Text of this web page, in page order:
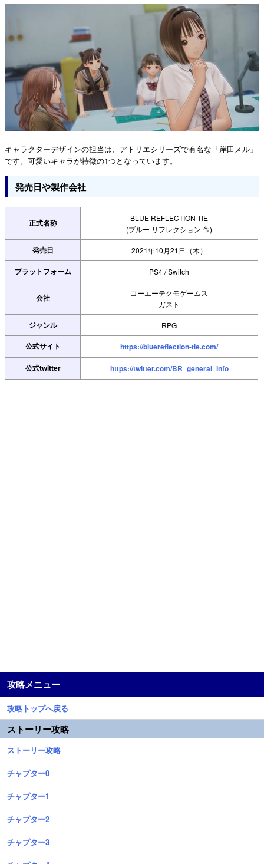
キャラクターデザインの担当は、アトリエシリーズで有名な「岸田メル」
です。可愛いキャラが特徴の1つとなっています。
発売日や製作会社
正式名称
BLUE REFLECTION TIE
(ブルー リフレクション 帝)
発売日 2021年10月21日（木）
プラットフォーム PS4 / Switch
会社
コーエーテクモゲームス
ガスト
ジャンル RPG
公式サイト
https://bluereflection-tie.com/
公式twitter
https://twitter.com/BR_general_info
攻略メニュー
攻略トップへ戻る
ストーリー攻略
ストーリー攻略
チャプター0
チャプター1
チャプター2
チャプター3